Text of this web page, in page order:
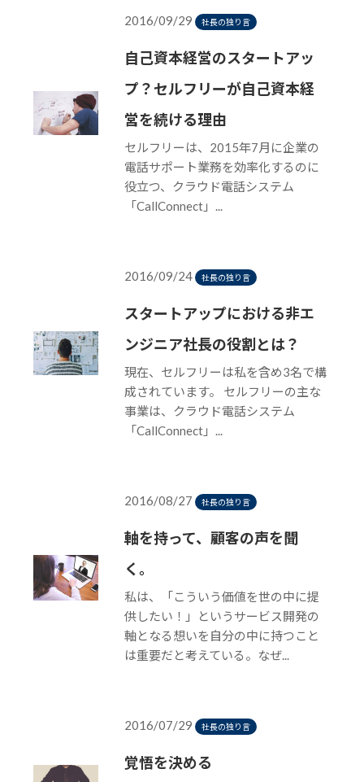
2016/09/29 社長の独り言
自己資本経営のスタートアッ
プ？セルフリーが自己資本経
営を続ける理由
セルフリーは、2015年7月に企業の
電話サポート業務を効率化するのに
役立つ、クラウド電話システム
「CallConnect」...
2016/09/24 社長の独り言
スタートアップにおける非エ
ンジニア社長の役割とは？
現在、セルフリーは私を含め3名で構
成されています。 セルフリーの主な
事業は、クラウド電話システム
「CallConnect」...
2016/08/27 社長の独り言
軸を持って、顧客の声を聞
く。
私は、「こういう価値を世の中に提
供したい！」というサービス開発の
軸となる想いを自分の中に持つこと
は重要だと考えている。なぜ...
2016/07/29 社長の独り言
覚悟を決める